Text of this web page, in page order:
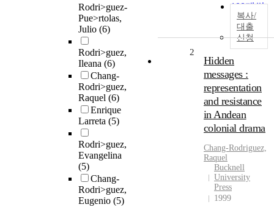
Rodri>guez-
Pue>rtolas,
Julio (6)
Rodri>guez,
Ileana (6)
Chang-
Rodri>guez,
Raquel (6)
Enrique
Larreta (5)
Rodri>guez,
Evangelina
(5)
Chang-
Rodri>guez,
Eugenio (5)
100개씩
출력
복사/
대출
신청
2
Hidden
messages :
representation
and resistance
in Andean
colonial drama
Chang-Rodriguez,
Raquel
Bucknell
University
Press
1999